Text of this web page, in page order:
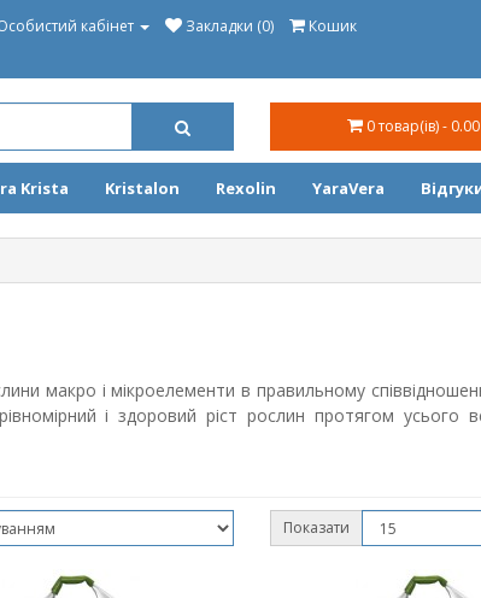
кабінет Закладки (0)
Кошик
0 товар(ів) -
Krista Kristalon Rexolin YaraVera
макро і мікроелементи в правильному
і здоровий ріст рослин протягом усього
Показати